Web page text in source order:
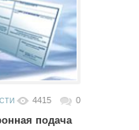
4415 0
подача